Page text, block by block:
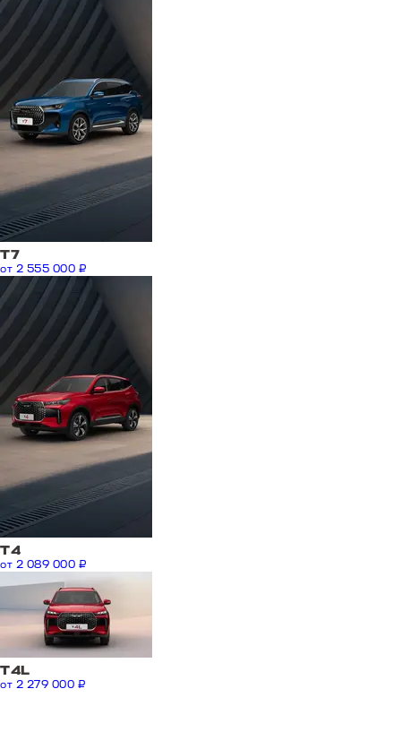
T7
от 2 555 000 ₽
T4
от 2 089 000 ₽
Т4L
от 2 279 000 ₽